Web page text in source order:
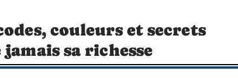
couleurs et secrets
sa richesse